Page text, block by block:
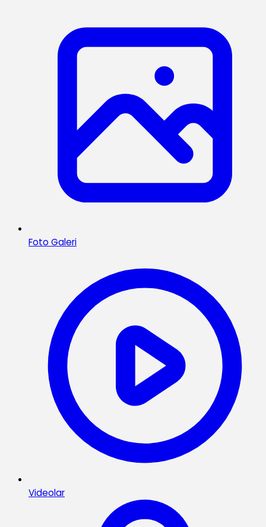
Foto Galeri
Videolar